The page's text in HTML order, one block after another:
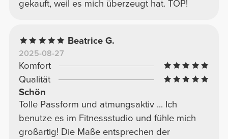
gekauft, weil es mich überzeugt hat. TOP!
Beatrice G.
2025-08-27
Komfort
Qualität
Schön
Tolle Passform und atmungsaktiv ... Ich
benutze es im Fitnessstudio und fühle mich
großartig! Die Maße entsprechen der